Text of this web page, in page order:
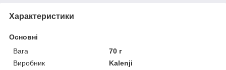
Характеристики
Основні
Вага
70 г
Виробник
Kalenji